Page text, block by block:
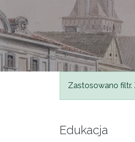
Komunikat
Zastosowano filtr.
Edukacja